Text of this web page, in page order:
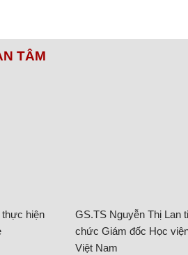
TÂM
hiện
GS.TS Nguyễn Thị Lan
chức Giám đốc Học
Việt Nam